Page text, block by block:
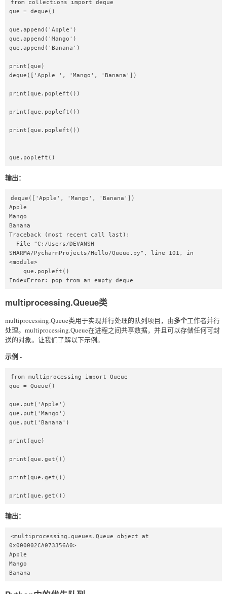
from collections import deque
que = deque()
que.append('Apple')
que.append('Mango')
que.append('Banana')
print(que)
deque(['Apple ', 'Mango', 'Banana'])
print(que.popleft())
print(que.popleft())
print(que.popleft())
que.popleft()
输出：
deque(['Apple', 'Mango', 'Banana'])
Apple
Mango
Banana
Traceback (most recent call last):
SHARMA/PycharmProjects/Hello/Queue.py", line 101, in
<module>
IndexError: pop from an empty deque
multiprocessing.Queue类
multiprocessing.Queue类用于实现并行处理的队列项目，由多个工作者并行
处理。multiprocessing.Queue在进程之间共享数据，并且可以存储任何可封
送的对象。让我们了解以下示例。
示例 -
from multiprocessing import Queue
que = Queue()
que.put('Apple')
que.put('Mango')
que.put('Banana')
print(que)
print(que.get())
print(que.get())
print(que.get())
输出：
<multiprocessing.queues.Queue object at
0x000002CA073356A0>
Apple
Mango
Banana